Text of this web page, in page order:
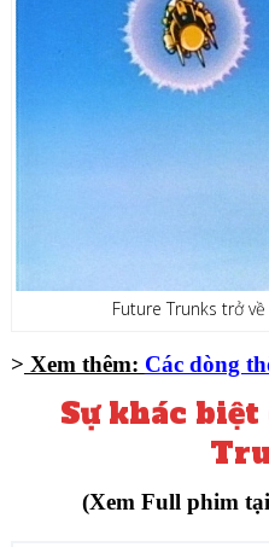
Future Trunks trở
> Xem thêm: Các dòng
Sự khác
(Xem Full phim